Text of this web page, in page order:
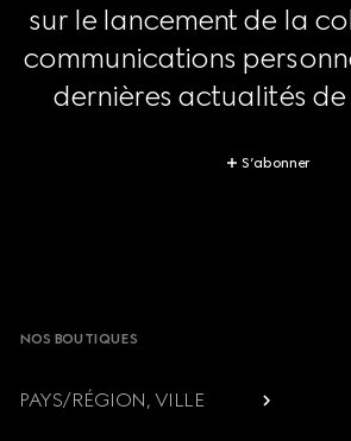
sur le lancement de la
communications
dernières actualités de
S’abonner
NOS BOUTIQUES
PAYS/RÉGION, VILLE